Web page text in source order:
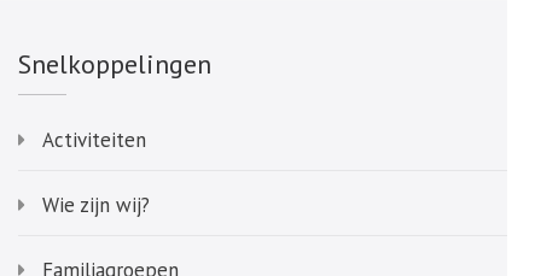
Snelkoppelingen
Activiteiten
Wie zijn wij?
Familiagroepen